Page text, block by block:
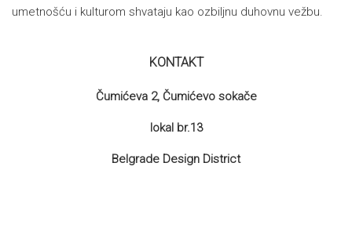
umetnošću i kulturom shvataju kao ozbiljnu duhovnu vežbu.
KONTAKT
Čumićeva 2, Čumićevo sokače
lokal br.13
Belgrade Design District